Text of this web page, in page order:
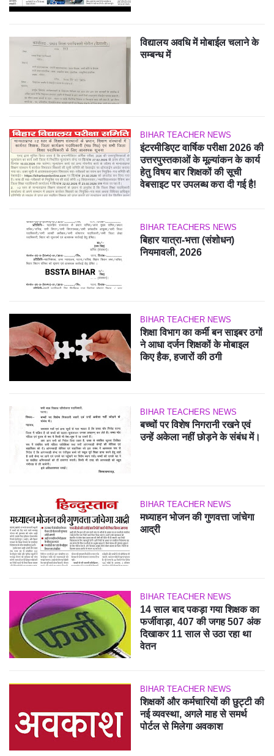
विद्यालय अवधि में मोबाईल चलाने के
सम्बन्ध में
BIHAR TEACHER NEWS
इंटरमीडिएट वार्षिक परीक्षा 2026 की
उत्तरपुस्तकाओं के मूल्यांकन के कार्य
हेतु विषय बार शिक्षकों की सूची
वेबसाइट पर उपलब्ध करा दी गई है!
BIHAR TEACHERS NEWS
बिहार यात्रा-भत्ता (संशोधन)
नियमावली, 2026
BIHAR TEACHER NEWS
शिक्षा विभाग का कर्मी बन साइबर ठगों
ने आधा दर्जन शिक्षकों के मोबाइल
किए हैक, हजारों की ठगी
BIHAR TEACHERS NEWS
बच्चों पर विशेष निगरानी रखने एवं
उन्हें अकेला नहीं छोड़ने के संबंध में।
BIHAR TEACHER NEWS
मध्याहन भोजन की गुणवत्ता जांचेगा
आद्री
BIHAR TEACHER NEWS
14 साल बाद पकड़ा गया शिक्षक का
फर्जीवाड़ा, 407 की जगह 507 अंक
दिखाकर 11 साल से उठा रहा था
वेतन
BIHAR TEACHER NEWS
शिक्षकों और कर्मचारियों की छुट्टी की
नई व्यवस्था, अगले माह से समर्थ
पोर्टल से मिलेगा अवकाश